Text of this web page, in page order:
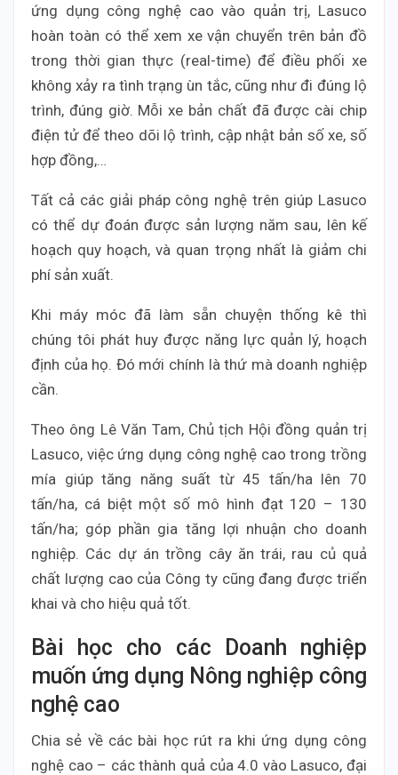
ứng dụng công nghệ cao vào quản trị, Lasuco
hoàn toàn có thể xem xe vận chuyển trên bản đồ
trong thời gian thực (real-time) để điều phối xe
không xảy ra tình trạng ùn tắc, cũng như đi đúng lộ
trình, đúng giờ. Mỗi xe bản chất đã được cài chip
điện tử để theo dõi lộ trình, cập nhật bản số xe, số
hợp đồng,…
Tất cả các giải pháp công nghệ trên giúp Lasuco
có thể dự đoán được sản lượng năm sau, lên kế
hoạch quy hoạch, và quan trọng nhất là giảm chi
phí sản xuất.
Khi máy móc đã làm sẵn chuyện thống kê thì
chúng tôi phát huy được năng lực quản lý, hoạch
định của họ. Đó mới chính là thứ mà doanh nghiệp
cần.
Theo ông Lê Văn Tam, Chủ tịch Hội đồng quản trị
Lasuco, việc ứng dụng công nghệ cao trong trồng
mía giúp tăng năng suất từ 45 tấn/ha lên 70
tấn/ha, cá biệt một số mô hình đạt 120 – 130
tấn/ha; góp phần gia tăng lợi nhuận cho doanh
nghiệp. Các dự án trồng cây ăn trái, rau củ quả
chất lượng cao của Công ty cũng đang được triển
khai và cho hiệu quả tốt.
Bài học cho các Doanh nghiệp
muốn ứng dụng Nông nghiệp công
nghệ cao
Chia sẻ về các bài học rút ra khi ứng dụng công
nghệ cao – các thành quả của 4.0 vào Lasuco, đại